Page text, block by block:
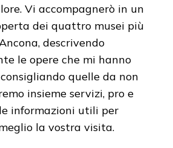
Vi accompagnerò in un
dei quattro musei più
descrivendo
le opere che mi hanno
quelle da non
insieme servizi, pro e
informazioni utili per
la vostra visita.